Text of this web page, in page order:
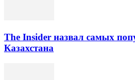
The Insider назвал самых
Казахстана